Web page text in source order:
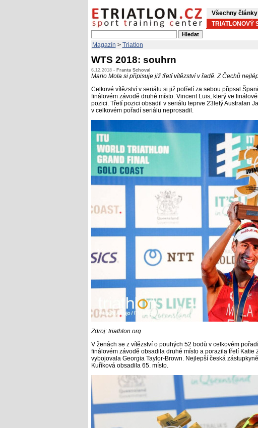
Všechny články
TRIATLONOVÝ
Magazín > Triatlon
WTS 2018: souhrn
6.12.2018 - Franta Schoval
Mario Mola si připisuje již třetí vítězství v řadě. Z Čechů
Celkové vítězství v seriálu si již potřetí za sebou připsal
finálovém závodě druhé místo. Vincent Luis, který ve
pozici. Třetí pozici obsadil v seriálu teprve 23letý Australan
v celkovém pořadí seriálu neprosadil.
Zdroj: triathlon.org
V ženách se z vítězství o pouhých 52 bodů v celkovém
finálovém závodě obsadila druhé místo a porazila třetí
vybojovala Georgia Taylor-Brown. Nejlepší česká
Kuříková obsadila 65. místo.